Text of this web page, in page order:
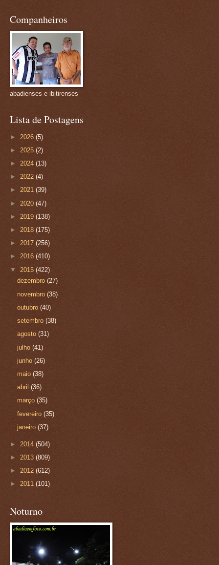
Companheiros
abadienses e ibitirenses
Lista de Postagens
► 2026 (5)
► 2025 (2)
► 2024 (13)
► 2022 (4)
► 2021 (39)
► 2020 (47)
► 2019 (138)
► 2018 (175)
► 2017 (256)
► 2016 (410)
▼ 2015 (422)
dezembro(27)
novembro(38)
outubro(40)
setembro(38)
agosto(31)
julho(41)
junho(26)
maio(38)
abril(36)
março(35)
fevereiro(35)
janeiro(37)
► 2014 (504)
► 2013 (809)
► 2012 (612)
► 2011 (101)
Noturno